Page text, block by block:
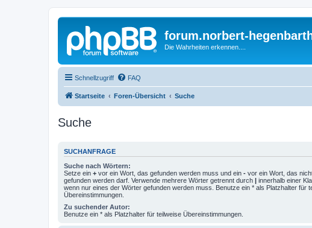
forum.norbert-
Die Wahrheiten erkennen....
Schnellzugriff FAQ
Startseite Foren-Übersicht Suche
Suche
SUCHANFRAGE
Suche nach Wörtern:
Setze ein + vor ein Wort, das gefunden werden muss und ein - vor ein Wort, das
gefunden werden darf. Verwende mehrere Wörter getrennt durch | innerhalb einer
wenn nur eines der Wörter gefunden werden muss. Benutze ein * als Platzhalter für
Übereinstimmungen.
Zu suchender Autor:
Benutze ein * als Platzhalter für teilweise Übereinstimmungen.